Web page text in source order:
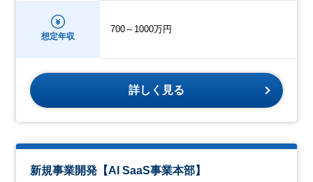
想定年収
700～1000万円
詳しく見る
新規事業開発【AI SaaS事業本部】